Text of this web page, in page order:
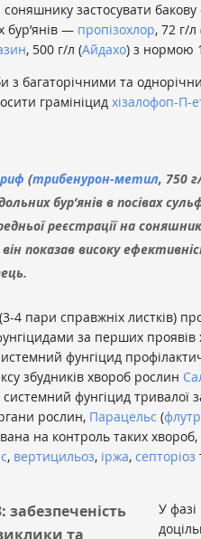
соняшнику застосувати
бур’янів — пропізохлор, 72 г/
, 500 г/л (Айдахо) з нормою
з багаторічними та
грамініцид хізалофоп-П-
(трибенурон-метил, 750
бур’янів в посівах
реєстрації на
показав високу
4 пари справжніх листків)
за перших
фунгіцид
збудників хвороб рослин
фунгіцид тривалої
рослин, Парацельс (
на контроль таких хвороб,
, вертицильоз, іржа, септоріоз
забезпеченість
та
У